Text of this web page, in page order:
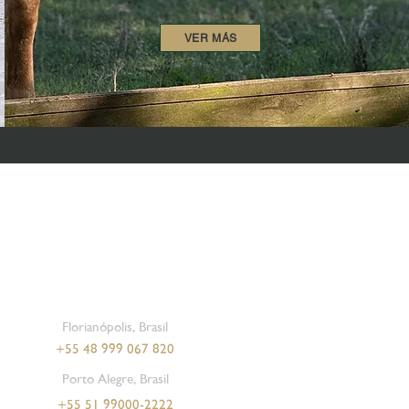
VER MÁS
Florianópolis, Brasil
+55 48 999 067 820
Porto Alegre, Brasil
+55 51 99000-2222